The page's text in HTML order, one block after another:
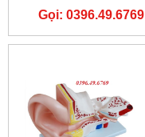
THÂN 85CM 23 PHẦN
Gọi: 0396.49.6769